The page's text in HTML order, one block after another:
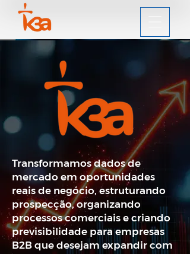
Transformamos dados de
mercado em oportunidades
reais de negócio, estruturando
prospecção, organizando
processos comerciais e criando
previsibilidade para empresas
B2B que desejam expandir com